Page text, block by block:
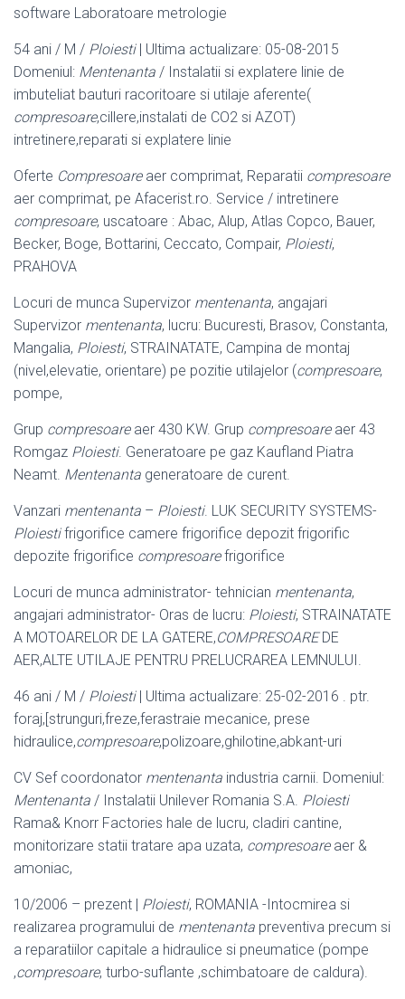
software Laboratoare metrologie
54 ani / M / Ploiesti| Ultima actualizare: 05-08-2015
Domeniul: Mentenanta / Instalatii si explatere linie de
imbuteliat bauturi racoritoare si utilaje aferente(
compresoare,cillere,instalati de CO2 si AZOT)
intretinere,reparati si explatere linie
Oferte Compresoareaer comprimat, Reparatii compresoare
aer comprimat, pe Afacerist.ro. Service / intretinere
compresoare, uscatoare : Abac, Alup, Atlas Copco, Bauer,
Becker, Boge, Bottarini, Ceccato, Compair, Ploiesti,
PRAHOVA
Locuri de munca Supervizor mentenanta, angajari
Supervizor mentenanta, lucru: Bucuresti, Brasov, Constanta,
Mangalia, Ploiesti, STRAINATATE, Campina de montaj
(nivel,elevatie, orientare) pe pozitie utilajelor (compresoare,
pompe,
Grup compresoareaer 430 KW. Grup compresoareaer 43
Romgaz Ploiesti. Generatoare pe gaz Kaufland Piatra
Neamt. Mentenanta generatoare de curent.
Vanzari mentenanta – Ploiesti. LUK SECURITY SYSTEMS-
Ploiestifrigorifice camere frigorifice depozit frigorific
depozite frigorifice compresoarefrigorifice
Locuri de munca administrator- tehnician mentenanta,
angajari administrator- Oras de lucru: Ploiesti, STRAINATATE
A MOTOARELOR DE LA GATERE,COMPRESOAREDE
AER,ALTE UTILAJE PENTRU PRELUCRAREA LEMNULUI.
46 ani / M / Ploiesti| Ultima actualizare: 25-02-2016 . ptr.
foraj,[strunguri,freze,ferastraie mecanice, prese
hidraulice,compresoare,polizoare,ghilotine,abkant-uri
CV Sef coordonator mentenanta industria carnii. Domeniul:
Mentenanta / Instalatii Unilever Romania S.A. Ploiesti
Rama& Knorr Factories hale de lucru, cladiri cantine,
monitorizare statii tratare apa uzata, compresoareaer &
amoniac,
10/2006 – prezent | Ploiesti, ROMANIA -Intocmirea si
realizarea programului de mentenanta preventiva precum si
a reparatiilor capitale a hidraulice si pneumatice (pompe
,compresoare, turbo-suflante ,schimbatoare de caldura).